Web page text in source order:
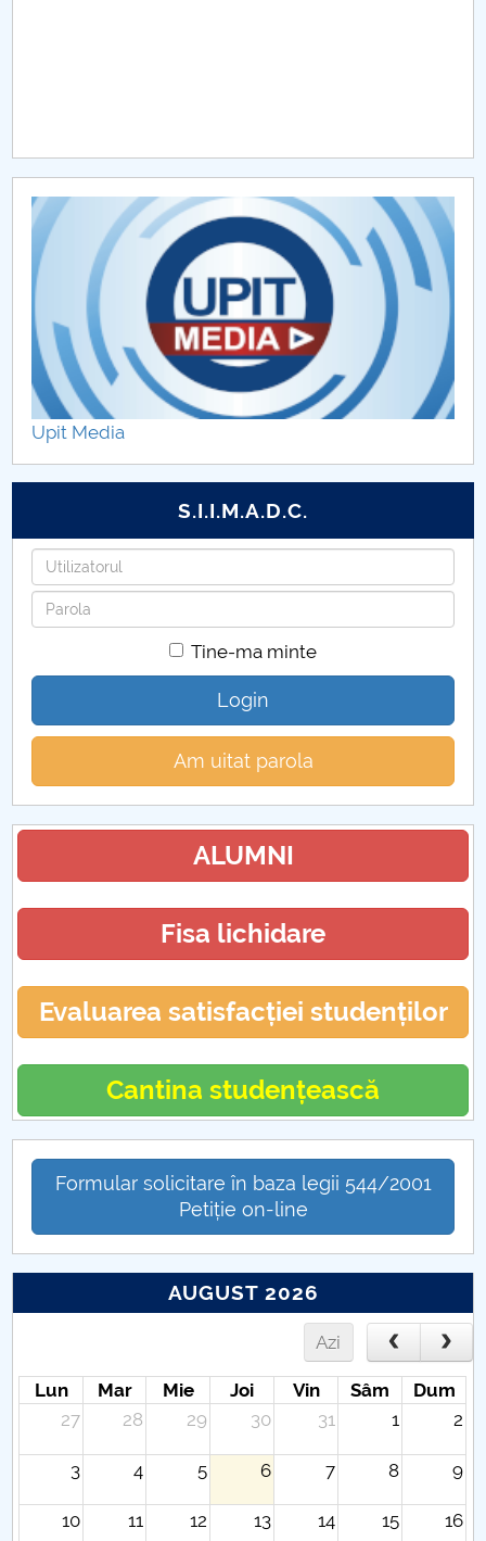
Upit Media
S.I.I.M.A.D.C.
Utilizatorul
Parola
Tine-ma minte
Login
Am uitat parola
ALUMNI
Fisa lichidare
Evaluarea satisfacției studenților
Cantina studențească
Formular solicitare în baza legii 544/2001
Petiție on-line
AUGUST 2026
Azi
Lun Mar Mie Joi Vin Sâm
Dum
27
28 29 30 31 1 2
3 4 5 6 7 8 9
10 11 12 13 14 15 16